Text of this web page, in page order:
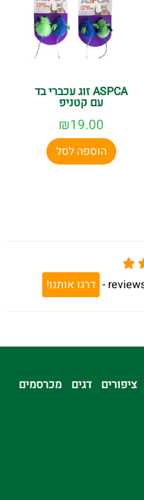
ASPCA זוג עכברי בד
עם קטניפ
₪19.00
הוספה לסל
- דרגו אותנו!
ציפורים דגים מכרסמים